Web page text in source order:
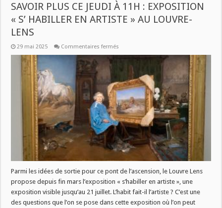
SAVOIR PLUS CE JEUDI À 11H : EXPOSITION
« S’ HABILLER EN ARTISTE » AU LOUVRE-
LENS
29 mai 2025 Commentaires fermés
JEUDI
11H
:
EXPOSITION
« S’
HABILLER
EN
ARTISTE »
AU
LOUVRE-
LENS
Parmi les idées de sortie pour ce pont de l’ascension, le Louvre Lens
propose depuis fin mars l’exposition « s’habiller en artiste », une
exposition visible jusqu’au 21 juillet. L’habit fait-il l’artiste ? C’est une
des questions que l’on se pose dans cette exposition où l’on peut